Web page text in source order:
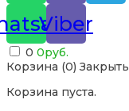
Viber
0 0руб.
Корзина (0) Закрыть
Корзина пуста.